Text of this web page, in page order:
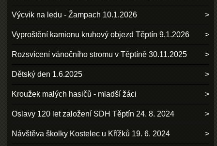
Výcvik na ledu - Žampach 10.1.2026
Vyproštění kamionu kruhový objezd Těptín 9.1.2026
Rozsvícení vánočního stromu v Těptíně 30.11.2025
Dětský den 1.6.2025
Kroužek malých hasičů - mladší žáci
Oslavy 120 let založení SDH Těptín 24. 8. 2024
Návštěva školky Kostelec u Křížků 19. 6. 2024